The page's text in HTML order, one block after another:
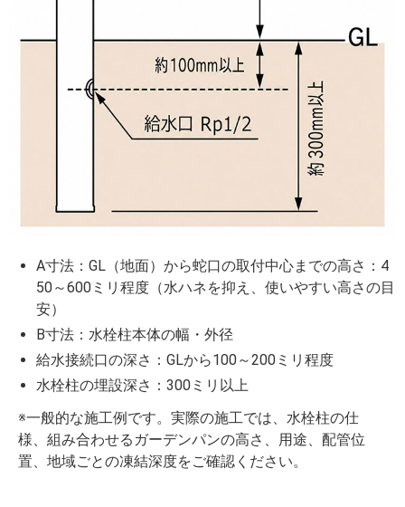
A寸法：GL（地面）から蛇口の取付中心までの高さ：4
50～600ミリ程度（水ハネを抑え、使いやすい高さの目
安）
B寸法：水栓柱本体の幅・外径
給水接続口の深さ：GLから100～200ミリ程度
水栓柱の埋設深さ：300ミリ以上
※一般的な施工例です。実際の施工では、水栓柱の仕
様、組み合わせるガーデンパンの高さ、用途、配管位
置、地域ごとの凍結深度をご確認ください。